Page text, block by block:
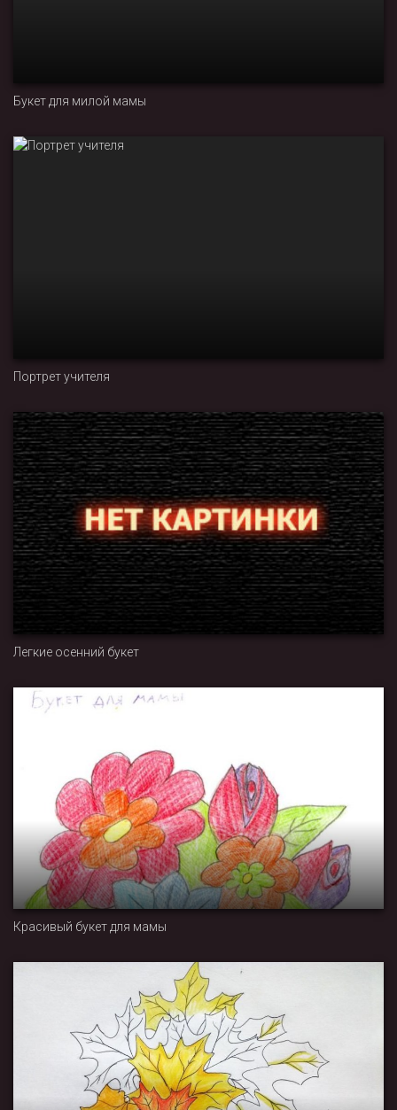
Букет для милой мамы
Портрет учителя
Легкие осенний букет
Красивый букет для мамы